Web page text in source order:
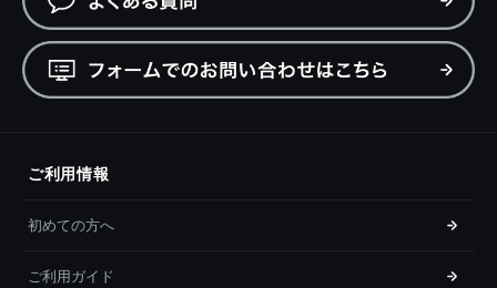
ご利用情報
初めての方へ
ご利用ガイド